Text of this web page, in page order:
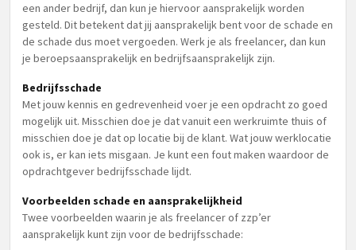
een ander bedrijf, dan kun je hiervoor aansprakelijk worden
gesteld. Dit betekent dat jij aansprakelijk bent voor de schade en
de schade dus moet vergoeden. Werk je als freelancer, dan kun
je beroepsaansprakelijk en bedrijfsaansprakelijk zijn.
Bedrijfsschade
Met jouw kennis en gedrevenheid voer je een opdracht zo goed
mogelijk uit. Misschien doe je dat vanuit een werkruimte thuis of
misschien doe je dat op locatie bij de klant. Wat jouw werklocatie
ook is, er kan iets misgaan. Je kunt een fout maken waardoor de
opdrachtgever bedrijfsschade lijdt.
Voorbeelden schade en aansprakelijkheid
Twee voorbeelden waarin je als freelancer of zzp’er
aansprakelijk kunt zijn voor de bedrijfsschade: